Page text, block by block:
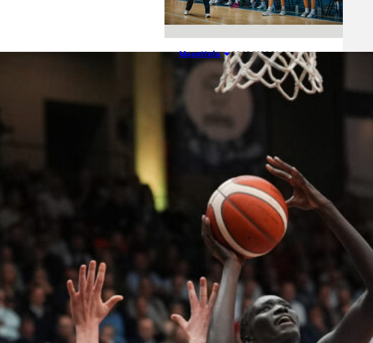
Maaottelu 06.08.2026 21:44
Susiladiesin
puolustus
rautaa
Tukholmassa
–
harvinaislaatu
inen voitto
Liettuasta